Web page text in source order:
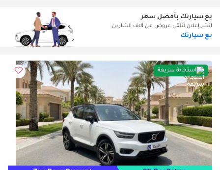
بع سيارتك بأفضل سعر
انشر إعلان لتلقي عروض من آلاف الشارين
بع سيارتك
استجابة سريعة